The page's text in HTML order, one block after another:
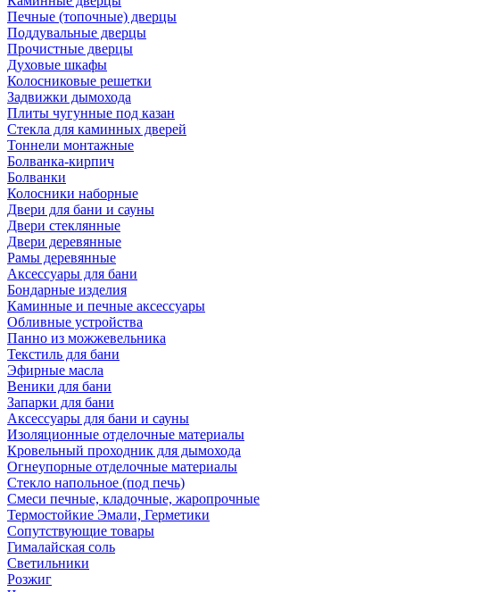
Печные (топочные) дверцы
Поддувальные дверцы
Прочистные дверцы
Духовые шкафы
Колосниковые решетки
Задвижки дымохода
Плиты чугунные под казан
Стекла для каминных дверей
Тоннели монтажные
Болванка-кирпич
Болванки
Колосники наборные
Двери для бани и сауны
Двери стеклянные
Двери деревянные
Рамы деревянные
Аксессуары для бани
Бондарные изделия
Каминные и печные аксессуары
Обливные устройства
Панно из можжевельника
Текстиль для бани
Эфирные масла
Веники для бани
Запарки для бани
Аксессуары для бани и сауны
Изоляционные отделочные материалы
Кровельный проходник для дымохода
Огнеупорные отделочные материалы
Стекло напольное (под печь)
Смеси печные, кладочные, жаропрочные
Термостойкие Эмали, Герметики
Сопутствующие товары
Гималайская соль
Светильники
Розжиг